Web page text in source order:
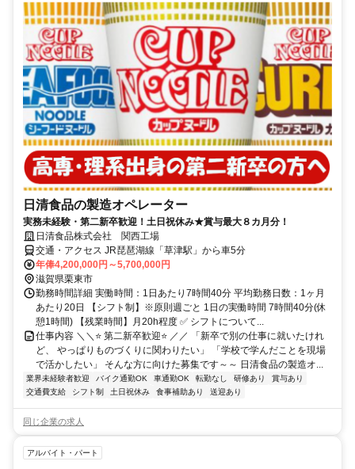
日清食品の製造オペレーター
実務未経験・第二新卒歓迎！土日祝休み★賞与最大８カ月分！
日清食品株式会社 関西工場
交通・アクセス JR琵琶湖線「草津駅」から車5分
年俸4,200,000円～5,700,000円
滋賀県栗東市
勤務時間詳細 実働時間：1日あたり7時間40分 平均勤務日数：1ヶ月
あたり20日 【シフト制】※原則週ごと 1日の実働時間 7時間40分(休
憩1時間) 【残業時間】月20h程度 ✅ シフトについて...
仕事内容 ＼＼⭐ 第二新卒歓迎⭐ ／／ 「新卒で別の仕事に就いたけれ
ど、 やっぱりものづくりに関わりたい」 「学校で学んだことを現場
で活かしたい」 そんな方に向けた募集です～～ 日清食品の製造オ...
業界未経験者歓迎 バイク通勤OK 車通勤OK 転勤なし 研修あり
賞与あり
交通費支給
シフト制 土日祝休み 食事補助あり 送迎あり
同じ企業の求人
アルバイト・パート